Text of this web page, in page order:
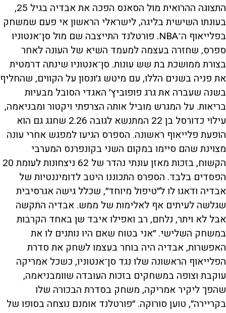
התצוגה ההרואית מול הסאנס הפכה את אבדיה בגיל 25,
בעונתו השישית בליגה, לישראלי הראשון אי פעם שמשחק
בפלייאוף ה־NBA. פורטלנד התייצבה שם מול סן־אנטוניו
ספרס, שחזרה בעצמה למעמד השיא של העונה לאחר
בצורת ממושכת בת שש עונות. סן־אנטוניו שינתה דרמטית
את פניה בשנים הללו, עם מיטש ג׳ונסון על הקווים, שהחליף
בשנה שעברה את גרג פופוביץ׳ האגדי הסובל מבעיות
בריאות. על המגרש מוביל אותה הצרפתי ויקטור ומבניאמה,
עילוי כדורסל בן 22 המתנשא לגובה 2.26 שחגג גם הוא
הופעת פלייאוף ראשונה. הספרס הגיעו למפגש אחרי עונה
מצוינת שהם סיימו במקום השני בקונפרנס המערבי
הקשוח, בזכות מאזן עונתי נהדר של 62 ניצחונות לעומת 20
הפסדים בלבד. הספרס התכוננו היטב לדומיננטיות של
אבדיה ודאגו לו ל״טיפול מיוחד״, שכלל גישה אגרסיבית
שגלשה לעיתים אף לאלימות של ממש. אבדיה התקשה
אבל לא ויתר, נלחם, רב ואפילו איבד שן באחד הקרבות
במשחק השלישי. ״אני בטוח שאם היו נותנים לו את
האפשרות, אבדיה היה בוחר בעצמו לשחק את סדרת
הפלייאוף הראשונה שלו נגד סן־אנטוניו, כשכל אמריקה
עוקבת וצופה במשחקים בזכות העובדה שוומבניאמה,
שהפך ליקיר אמריקה, משחק בסדרת הבכורה שלו
בקריירה״, טוען סורוקה. ״פורטלנד אומנם נוצחה בסופו של